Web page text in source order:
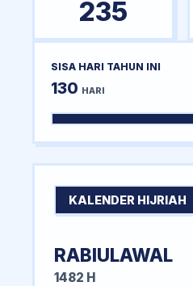
235
SISA HARI TAHUN INI
130 HARI
KALENDER HIJRIAH
RABIULAWAL
1482 H